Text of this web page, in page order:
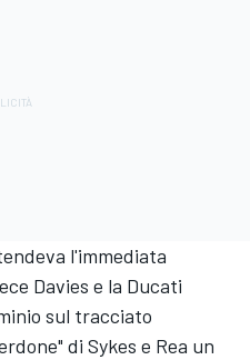
l'immediata
Davies e la Ducati
sul tracciato
di Sykes e Rea un